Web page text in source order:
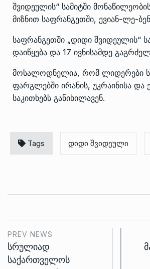
შვიდეულის“ სამიტში
მიზნით საფრანგეთში, ევიან-ლე-
საფრანგეთში „დიდი შვიდეულის“
დაიწყება და 17 ივნისამდე
მოსალოდნელია, რომ ლიდერები
ფარგლებში ირანის, უკრაინისა და
საკითხებს განიხილავენ.
Tags დიდი შვიდეული
PREV NEWS
სრულიად
საქართველოს